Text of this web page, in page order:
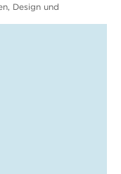
Design und